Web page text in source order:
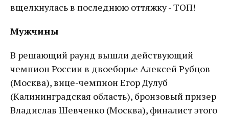
вщелкнулась в последнюю оттяжку - ТОП!
Мужчины
В решающий раунд вышли действующий
чемпион России в двоеборье Алексей Рубцов
(Москва), вице-чемпион Егор Дулуб
(Калининградская область), бронзовый призер
Владислав Шевченко (Москва), финалист этого